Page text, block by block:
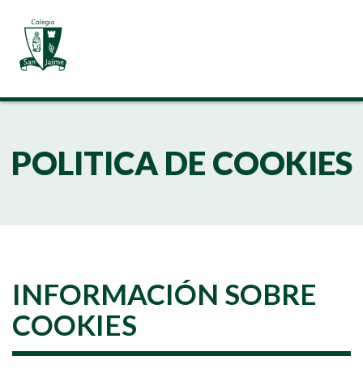
POLITICA DE COOKIES
INFORMACIÓN SOBRE
COOKIES